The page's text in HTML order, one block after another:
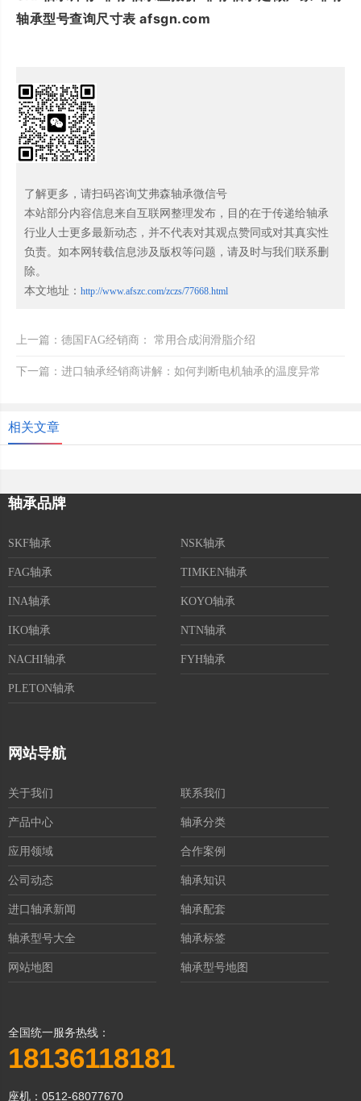
轴承型号查询尺寸表 afsgn.com
了解更多，请扫码咨询艾弗森轴承微信号
本站部分内容信息来自互联网整理发布，目的在于传递给轴承
行业人士更多最新动态，并不代表对其观点赞同或对其真实性
负责。如本网转载信息涉及版权等问题，请及时与我们联系删
除。
本文地址： http://www.afszc.com/zczs/77668.html
上一篇：德国FAG经销商： 常用合成润滑脂介绍
下一篇：进口轴承经销商讲解：如何判断电机轴承的温度异常
相关文章
轴承品牌
SKF轴承 NSK轴承
FAG轴承 TIMKEN轴承
INA轴承 KOYO轴承
IKO轴承 NTN轴承
NACHI轴承 FYH轴承
PLETON轴承
网站导航
关于我们 联系我们
产品中心 轴承分类
应用领域 合作案例
公司动态 轴承知识
进口轴承新闻 轴承配套
轴承型号大全 轴承标签
网站地图 轴承型号地图
全国统一服务热线：
18136118181
座机：0512-68077670